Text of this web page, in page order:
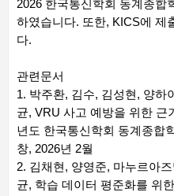
2026 한국통신학회 동계종합
하였습니다. 또한, KICS에 제
다.
관련문서
1. 박주환, 김수, 김성현, 양하
균, VRU 사고 예방을 위한 근
년도 한국통신학회 동계종합
창, 2026년 2월
2. 김채현, 양영준, 마누르아
균, 학습 데이터 평준화를 위